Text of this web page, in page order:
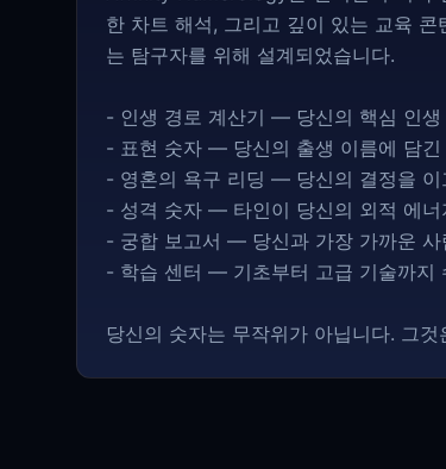
한 차트 해석, 그리고 깊이 있는 교육
는 탐구자를 위해 설계되었습니다.
- 인생 경로 계산기 — 당신의 핵심 인생
- 표현 숫자 — 당신의 출생 이름에 담
- 영혼의 욕구 리딩 — 당신의 결정을
- 성격 숫자 — 타인이 당신의 외적 에너
- 궁합 보고서 — 당신과 가장 가까운
- 학습 센터 — 기초부터 고급 기술까지
당신의 숫자는 무작위가 아닙니다. 그